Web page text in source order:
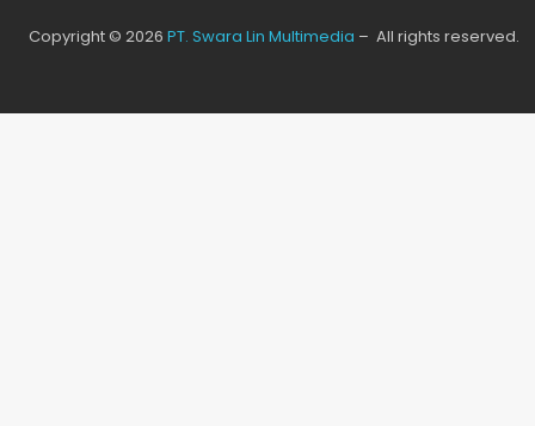
Copyright © 2026 PT. Swara Lin Multimedia – All rights reserved.